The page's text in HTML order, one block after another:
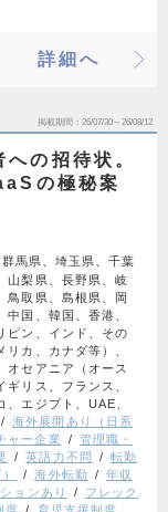
詳細へ
掲載期間 26/07/30～26/08/12
の招待状。
の極秘案
馬県、埼玉県、千葉
山梨県、長野県、岐
鳥取県、島根県、岡
国、韓国、香港、
ピン、インド、その
カ、カナダ等）、
オセアニア（オース
ギリス、フランス、
、エジプト、UAE、
海外展開あり（日系
ャー企業
管理職・
英語力不問
転勤
海外転勤
年収
ョンあり
フレック